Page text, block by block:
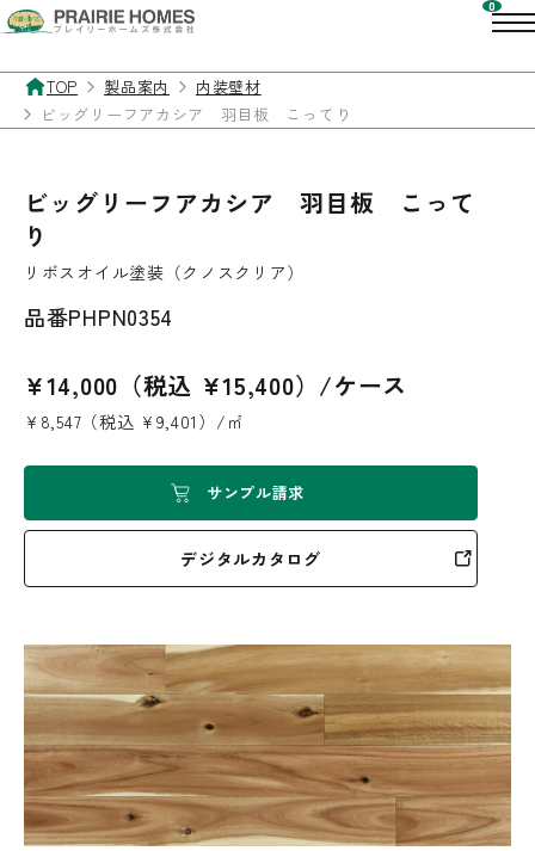
TOP 製品案内
内装壁材
ビッグリーフアカシア 羽目板 こってり
ビッグリーフアカシア 羽目板 こって
り
リボスオイル塗装（クノスクリア）
品番PHPN0354
¥14,000（税込 ¥15,400）/ケース
¥8,547（税込 ¥9,401）/㎡
サンプル請求
デジタルカタログ